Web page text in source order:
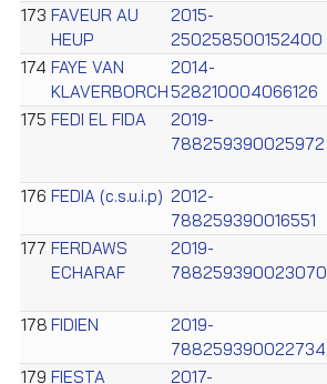
173 FAVEUR AU
HEUP
2015-
250258500152400
174 FAYE VAN
KLAVERBORCH
2014-
528210004066126
175 FEDI EL FIDA
2019-
788259390025972
176 FEDIA (c.s.u.i.p) 2012-
788259390016551
177 FERDAWS
ECHARAF
2019-
788259390023070
178 FIDIEN
2019-
788259390022734
179 FIESTA
2017-